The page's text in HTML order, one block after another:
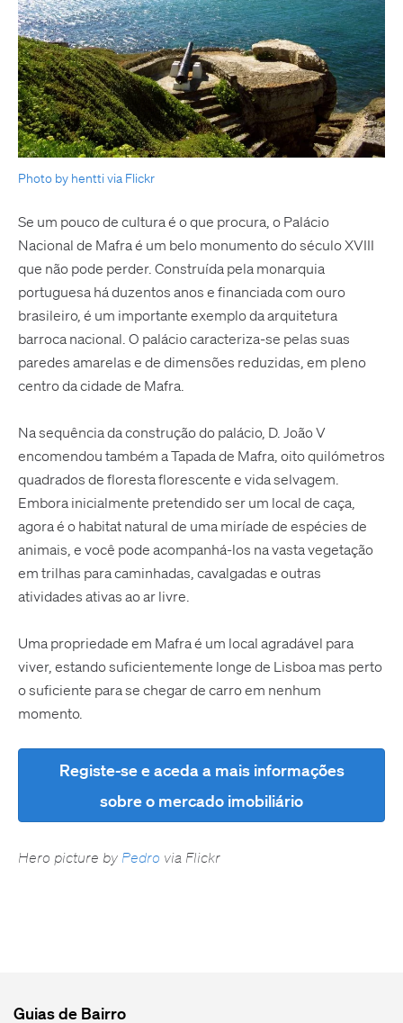
Photo by hentti via Flickr
Se um pouco de cultura é o que procura, o Palácio
Nacional de Mafra é um belo monumento do século XVIII
que não pode perder. Construída pela monarquia
portuguesa há duzentos anos e financiada com ouro
brasileiro, é um importante exemplo da arquitetura
barroca nacional. O palácio caracteriza-se pelas suas
paredes amarelas e de dimensões reduzidas, em pleno
centro da cidade de Mafra.
Na sequência da construção do palácio, D. João V
encomendou também a Tapada de Mafra, oito quilómetros
quadrados de floresta florescente e vida selvagem.
Embora inicialmente pretendido ser um local de caça,
agora é o habitat natural de uma miríade de espécies de
animais, e você pode acompanhá-los na vasta vegetação
em trilhas para caminhadas, cavalgadas e outras
atividades ativas ao ar livre.
Uma propriedade em Mafra é um local agradável para
viver, estando suficientemente longe de Lisboa mas perto
o suficiente para se chegar de carro em nenhum
momento.
Registe-se e aceda a mais informações
sobre o mercado imobiliário
Hero picture by Pedro via Flickr
Guias de Bairro